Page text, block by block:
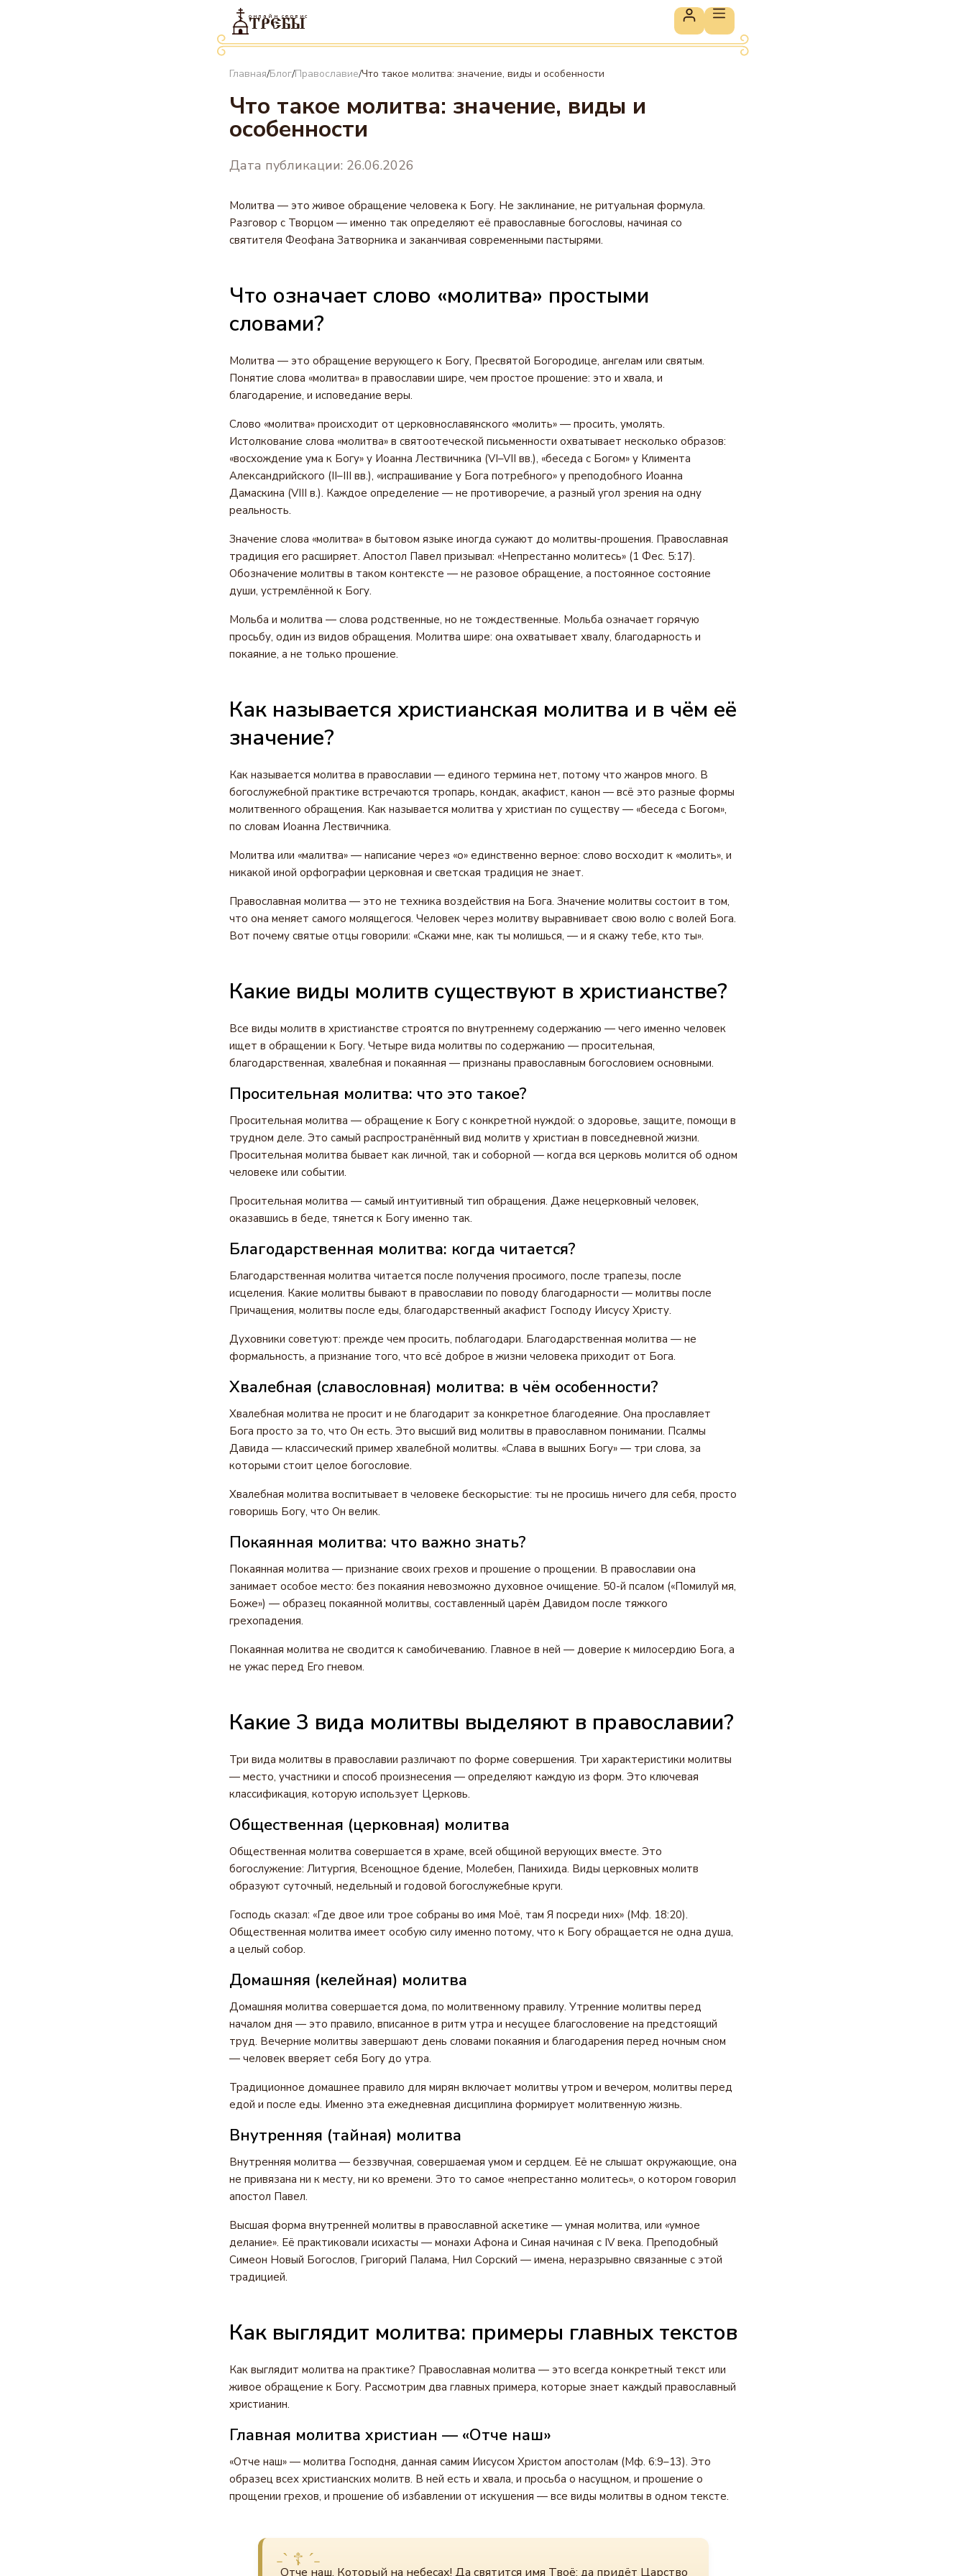
онлайн сервис
ТРЕБЫ
Главная/Блог/Православие/Что такое молитва: значение, виды и особенности
Что такое молитва: значение, виды и
особенности
Дата публикации: 26.06.2026
Молитва — это живое обращение человека к Богу. Не заклинание, не ритуальная формула.
Разговор с Творцом — именно так определяют её православные богословы, начиная со
святителя Феофана Затворника и заканчивая современными пастырями.
Что означает слово «молитва» простыми
словами?
Молитва — это обращение верующего к Богу, Пресвятой Богородице, ангелам или святым.
Понятие слова «молитва» в православии шире, чем простое прошение: это и хвала, и
благодарение, и исповедание веры.
Слово «молитва» происходит от церковнославянского «молить» — просить, умолять.
Истолкование слова «молитва» в святоотеческой письменности охватывает несколько образов:
«восхождение ума к Богу» у Иоанна Лествичника (VI–VII вв.), «беседа с Богом» у Климента
Александрийского (II–III вв.), «испрашивание у Бога потребного» у преподобного Иоанна
Дамаскина (VIII в.). Каждое определение — не противоречие, а разный угол зрения на одну
реальность.
Значение слова «молитва» в бытовом языке иногда сужают до молитвы-прошения. Православная
традиция его расширяет. Апостол Павел призывал: «Непрестанно молитесь» (1 Фес. 5:17).
Обозначение молитвы в таком контексте — не разовое обращение, а постоянное состояние
души, устремлённой к Богу.
Мольба и молитва — слова родственные, но не тождественные. Мольба означает горячую
просьбу, один из видов обращения. Молитва шире: она охватывает хвалу, благодарность и
покаяние, а не только прошение.
Как называется христианская молитва и в чём её
значение?
Как называется молитва в православии — единого термина нет, потому что жанров много. В
богослужебной практике встречаются тропарь, кондак, акафист, канон — всё это разные формы
молитвенного обращения. Как называется молитва у христиан по существу — «беседа с Богом»,
по словам Иоанна Лествичника.
Молитва или «малитва» — написание через «о» единственно верное: слово восходит к «молить», и
никакой иной орфографии церковная и светская традиция не знает.
Православная молитва — это не техника воздействия на Бога. Значение молитвы состоит в том,
что она меняет самого молящегося. Человек через молитву выравнивает свою волю с волей Бога.
Вот почему святые отцы говорили: «Скажи мне, как ты молишься, — и я скажу тебе, кто ты».
Какие виды молитв существуют в христианстве?
Все виды молитв в христианстве строятся по внутреннему содержанию — чего именно человек
ищет в обращении к Богу. Четыре вида молитвы по содержанию — просительная,
благодарственная, хвалебная и покаянная — признаны православным богословием основными.
Просительная молитва: что это такое?
Просительная молитва — обращение к Богу с конкретной нуждой: о здоровье, защите, помощи в
трудном деле. Это самый распространённый вид молитв у христиан в повседневной жизни.
Просительная молитва бывает как личной, так и соборной — когда вся церковь молится об одном
человеке или событии.
Просительная молитва — самый интуитивный тип обращения. Даже нецерковный человек,
оказавшись в беде, тянется к Богу именно так.
Благодарственная молитва: когда читается?
Благодарственная молитва читается после получения просимого, после трапезы, после
исцеления. Какие молитвы бывают в православии по поводу благодарности — молитвы после
Причащения, молитвы после еды, благодарственный акафист Господу Иисусу Христу.
Духовники советуют: прежде чем просить, поблагодари. Благодарственная молитва — не
формальность, а признание того, что всё доброе в жизни человека приходит от Бога.
Хвалебная (славословная) молитва: в чём особенности?
Хвалебная молитва не просит и не благодарит за конкретное благодеяние. Она прославляет
Бога просто за то, что Он есть. Это высший вид молитвы в православном понимании. Псалмы
Давида — классический пример хвалебной молитвы. «Слава в вышних Богу» — три слова, за
которыми стоит целое богословие.
Хвалебная молитва воспитывает в человеке бескорыстие: ты не просишь ничего для себя, просто
говоришь Богу, что Он велик.
Покаянная молитва: что важно знать?
Покаянная молитва — признание своих грехов и прошение о прощении. В православии она
занимает особое место: без покаяния невозможно духовное очищение. 50-й псалом («Помилуй мя,
Боже») — образец покаянной молитвы, составленный царём Давидом после тяжкого
грехопадения.
Покаянная молитва не сводится к самобичеванию. Главное в ней — доверие к милосердию Бога, а
не ужас перед Его гневом.
Какие 3 вида молитвы выделяют в православии?
Три вида молитвы в православии различают по форме совершения. Три характеристики молитвы
— место, участники и способ произнесения — определяют каждую из форм. Это ключевая
классификация, которую использует Церковь.
Общественная (церковная) молитва
Общественная молитва совершается в храме, всей общиной верующих вместе. Это
богослужение: Литургия, Всенощное бдение, Молебен, Панихида. Виды церковных молитв
образуют суточный, недельный и годовой богослужебные круги.
Господь сказал: «Где двое или трое собраны во имя Моё, там Я посреди них» (Мф. 18:20).
Общественная молитва имеет особую силу именно потому, что к Богу обращается не одна душа,
а целый собор.
Домашняя (келейная) молитва
Домашняя молитва совершается дома, по молитвенному правилу. Утренние молитвы перед
началом дня — это правило, вписанное в ритм утра и несущее благословение на предстоящий
труд. Вечерние молитвы завершают день словами покаяния и благодарения перед ночным сном
— человек вверяет себя Богу до утра.
Традиционное домашнее правило для мирян включает молитвы утром и вечером, молитвы перед
едой и после еды. Именно эта ежедневная дисциплина формирует молитвенную жизнь.
Внутренняя (тайная) молитва
Внутренняя молитва — беззвучная, совершаемая умом и сердцем. Её не слышат окружающие, она
не привязана ни к месту, ни ко времени. Это то самое «непрестанно молитесь», о котором говорил
апостол Павел.
Высшая форма внутренней молитвы в православной аскетике — умная молитва, или «умное
делание». Её практиковали исихасты — монахи Афона и Синая начиная с IV века. Преподобный
Симеон Новый Богослов, Григорий Палама, Нил Сорский — имена, неразрывно связанные с этой
традицией.
Как выглядит молитва: примеры главных текстов
Как выглядит молитва на практике? Православная молитва — это всегда конкретный текст или
живое обращение к Богу. Рассмотрим два главных примера, которые знает каждый православный
христианин.
Главная молитва христиан — «Отче наш»
«Отче наш» — молитва Господня, данная самим Иисусом Христом апостолам (Мф. 6:9–13). Это
образец всех христианских молитв. В ней есть и хвала, и просьба о насущном, и прошение о
прощении грехов, и прошение об избавлении от искушения — все виды молитвы в одном тексте.
Отче наш, Который на небесах! Да святится имя Твоё; да придёт Царство